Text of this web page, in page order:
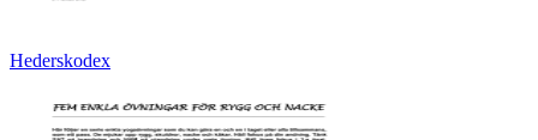
Hederskodex